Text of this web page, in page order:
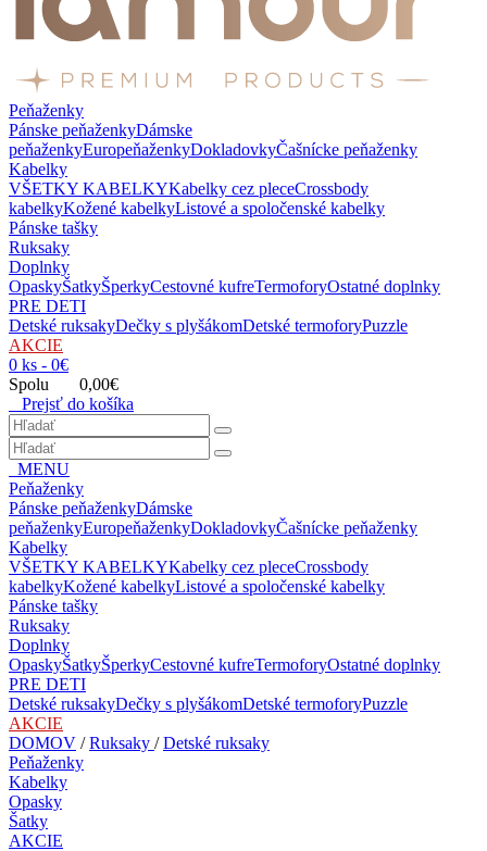
Peňaženky
Pánske peňaženkyDámske
peňaženkyEuropeňaženkyDokladovkyČašnícke peňaženky
Kabelky
VŠETKY KABELKYKabelky cez pleceCrossbody
kabelkyKožené kabelkyListové a spoločenské kabelky
Pánske tašky
Ruksaky
Doplnky
OpaskyŠatkyŠperkyCestovné kufreTermoforyOstatné doplnky
PRE DETI
Detské ruksakyDečky s plyšákomDetské termoforyPuzzle
AKCIE
0 ks - 0€
Spolu 0,00€
Prejsť do košíka
MENU
Peňaženky
Pánske peňaženkyDámske
peňaženkyEuropeňaženkyDokladovkyČašnícke peňaženky
Kabelky
VŠETKY KABELKYKabelky cez pleceCrossbody
kabelkyKožené kabelkyListové a spoločenské kabelky
Pánske tašky
Ruksaky
Doplnky
OpaskyŠatkyŠperkyCestovné kufreTermoforyOstatné doplnky
PRE DETI
Detské ruksakyDečky s plyšákomDetské termoforyPuzzle
AKCIE
DOMOV /Ruksaky /Detské ruksaky
Peňaženky
Kabelky
Opasky
Šatky
AKCIE